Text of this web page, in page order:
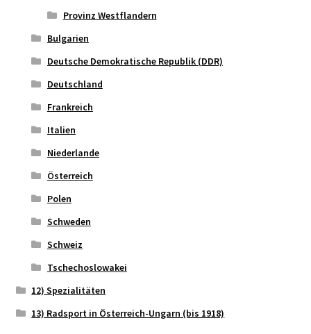
Provinz Westflandern
Bulgarien
Deutsche Demokratische Republik (DDR)
Deutschland
Frankreich
Italien
Niederlande
Österreich
Polen
Schweden
Schweiz
Tschechoslowakei
12) Spezialitäten
13) Radsport in Österreich-Ungarn (bis 1918)